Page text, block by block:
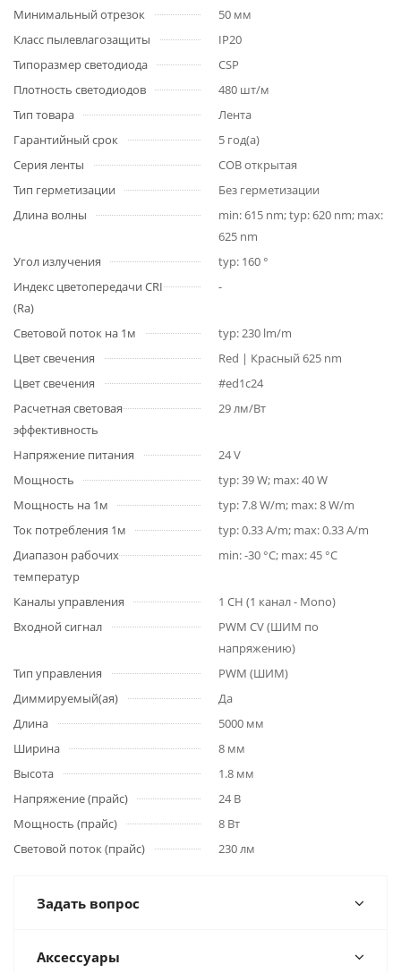
Минимальный отрезок
50 мм
Класс пылевлагозащиты
IP20
Типоразмер светодиода
CSP
Плотность светодиодов
480 шт/м
Тип товара
Лента
Гарантийный срок
5 год(а)
Серия ленты
COB открытая
Тип герметизации
Без герметизации
Длина волны
min: 615 nm; typ: 620 nm; max:
625 nm
Угол излучения
typ: 160 °
Индекс цветопередачи CRI
(Ra)
-
Световой поток на 1м
typ: 230 lm/m
Цвет свечения
Red | Красный 625 nm
Цвет свечения
#ed1c24
Расчетная световая
эффективность
29 лм/Вт
Напряжение питания
24 V
Мощность
typ: 39 W; max: 40 W
Мощность на 1м
typ: 7.8 W/m; max: 8 W/m
Ток потребления 1м
typ: 0.33 A/m; max: 0.33 A/m
Диапазон рабочих
температур
min: -30 °C; max: 45 °C
Каналы управления
1 CH (1 канал - Mono)
Входной сигнал
PWM СV (ШИМ по
напряжению)
Тип управления
PWM (ШИМ)
Диммируемый(ая)
Да
Длина
5000 мм
Ширина
8 мм
Высота
1.8 мм
Напряжение (прайс)
24 В
Мощность (прайс)
8 Вт
Световой поток (прайс)
230 лм
Задать вопрос
Аксессуары